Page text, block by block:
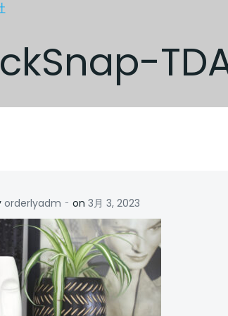
orderlyadm - on 3月 3, 2023